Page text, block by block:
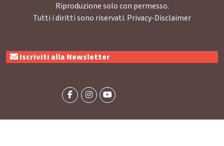
Riproduzione solo con permesso.
Tutti i diritti sono riservati. Privacy-Disclaimer
Iscriviti alla Newsletter